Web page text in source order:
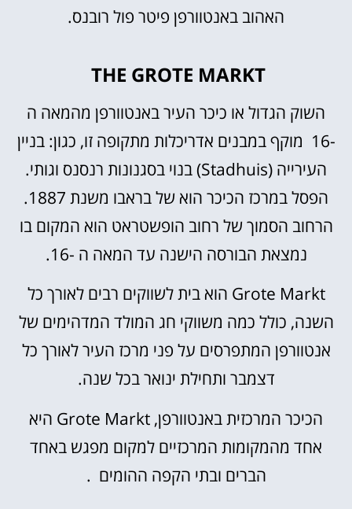
האהוב באנטוורפן פיטר פול רובנס.
THE GROTE MARKT
השוק הגדול או כיכר העיר באנטוורפן מהמאה ה
-16 מוקף במבנים אדריכלות מתקופה זו, כגון: בניין
העירייה (Stadhuis) בנוי בסגנונות רנסנס וגותי.
הפסל במרכז הכיכר הוא של בראבו משנת 1887.
הרחוב הסמוך של רחוב הופשטראט הוא המקום בו
נמצאת הבורסה הישנה עד המאה ה -16.
Grote Markt הוא בית לשווקים רבים לאורך כל
השנה, כולל כמה משווקי חג המולד המדהימים של
אנטוורפן המתפרסים על פני מרכז העיר לאורך כל
דצמבר ותחילת ינואר בכל שנה.
הכיכר המרכזית באנטוורפן, Grote Markt היא
אחד מהמקומות המרכזיים למקום מפגש באחד
הברים ובתי הקפה ההומים .